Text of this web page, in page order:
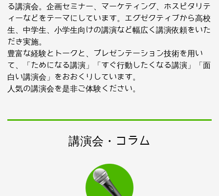
る講演会。企画セミナー、マーケティング、ホスピタリテ
ィーなどをテーマにしています。エグゼクティブから高校
生、中学生、小学生向けの講演など幅広く講演依頼をいた
だき実施。
豊富な経験とトークと、プレゼンテーション技術を用い
て、「ためになる講演」「すぐ行動したくなる講演」「面
白い講演会」をおおくりしています。
人気の講演会を是非ご体験ください。
講演会・コラム